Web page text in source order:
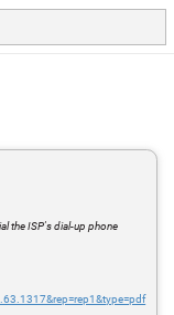
the ISP's dial-up phone